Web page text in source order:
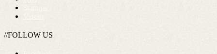
//FOLLOW US